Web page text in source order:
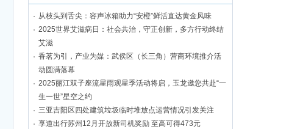
从枝头到舌尖：容声冰箱助力“安橙”鲜活直达黄金风味
2025世界艾滋病日：社会共治，守正创新，多方行动终结
艾滋
香茗为引，产业为媒：武侯区（长三角）营商环境推介活
动圆满落幕
2025丽江双子座流星雨观星季活动将启，玉龙邀您共赴“一
生一世”星空之约
三亚吉阳区四处建筑垃圾临时堆放点运营情况引发关注
享道出行苏州12月开放新司机奖励 至高可得473元